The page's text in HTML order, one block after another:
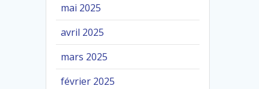
mai 2025
avril 2025
mars 2025
février 2025